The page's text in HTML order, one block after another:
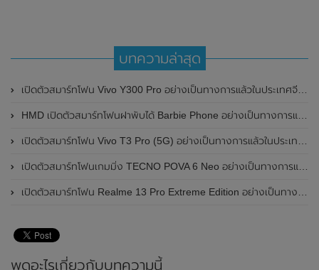
บทความล่าสุด
เปิดตัวสมาร์ทโฟน Vivo Y300 Pro อย่างเป็นทางการแล้วในประเทศจีน มาพร้อมดีไซน์พรีเมี่ยม ทนทาน และแบตเตอรี่สุดอึดขนาดใหญ่ 6,500mAh พร้อมรองรับการชาร์จไว 80W
HMD เปิดตัวสมาร์ทโฟนฝาพับได้ Barbie Phone อย่างเป็นทางการแล้ว มาพร้อมธีมสีชมพูสดใส
เปิดตัวสมาร์ทโฟน Vivo T3 Pro (5G) อย่างเป็นทางการแล้วในประเทศอินเดีย
เปิดตัวสมาร์ทโฟนเกมมิ่ง TECNO POVA 6 Neo อย่างเป็นทางการแล้วในประเทศไทย ในราคา 8,499 บาท
เปิดตัวสมาร์ทโฟน Realme 13 Pro Extreme Edition อย่างเป็นทางการแล้วในประเทศจีน
พูดอะไรเกี่ยวกับบทความนี้